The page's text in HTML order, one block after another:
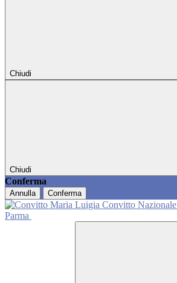
Chiudi
Chiudi
Conferma
Annulla Conferma
Convitto Nazionale
Parma